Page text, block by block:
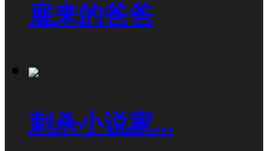
雇来的爸爸
刺杀小说家...